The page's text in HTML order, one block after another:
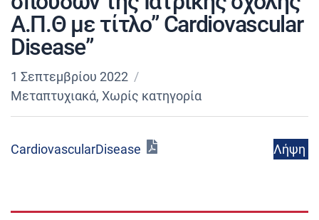
Α.Π.Θ με τίτλο” Cardiovascular
Disease”
1 Σεπτεμβρίου 2022
Μεταπτυχιακά, Χωρίς κατηγορία
CardiovascularDisease Λήψη